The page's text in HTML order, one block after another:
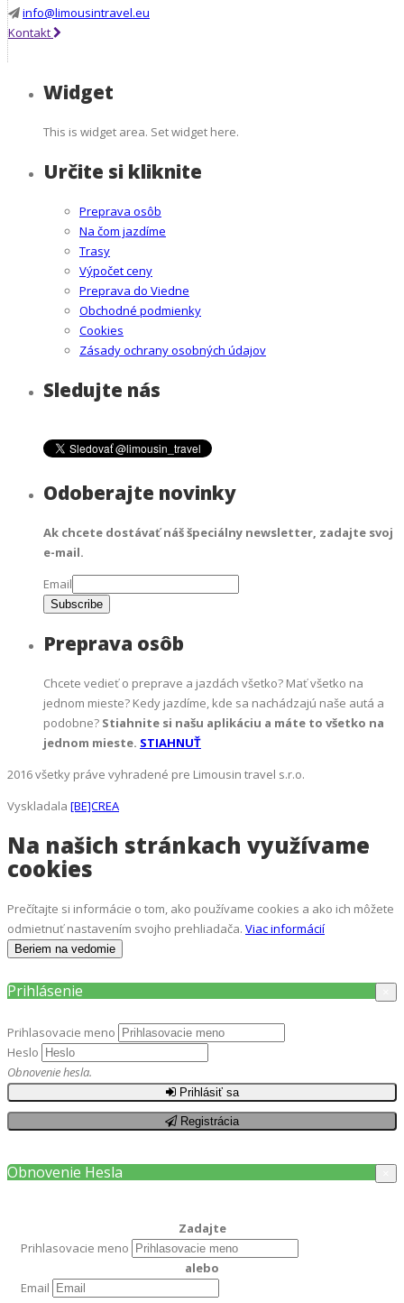
info@limousintravel.eu
Kontakt
Widget
This is widget area. Set widget here.
Určite si kliknite
Preprava osôb
Na čom jazdíme
Trasy
Výpočet ceny
Preprava do Viedne
Obchodné podmienky
Cookies
Zásady ochrany osobných údajov
Sledujte nás
Odoberajte novinky
Ak chcete dostávať náš špeciálny newsletter, zadajte svoj
e-mail.
Email
Preprava osôb
Chcete vedieť o preprave a jazdách všetko? Mať všetko na
jednom mieste? Kedy jazdíme, kde sa nachádzajú naše autá a
podobne? Stiahnite si našu aplikáciu a máte to všetko na
jednom mieste. STIAHNUŤ
2016 všetky práve vyhradené pre Limousin travel s.r.o.
Vyskladala [BE]CREA
Na našich stránkach využívame
cookies
Prečítajte si informácie o tom, ako používame cookies a ako ich môžete
odmietnuť nastavením svojho prehliadača. Viac informácií
Beriem na vedomie
Prihlásenie
Prihlasovacie meno
Heslo
Obnovenie hesla.
Prihlásiť sa
Registrácia
Obnovenie Hesla
Zadajte
Prihlasovacie meno
alebo
Email